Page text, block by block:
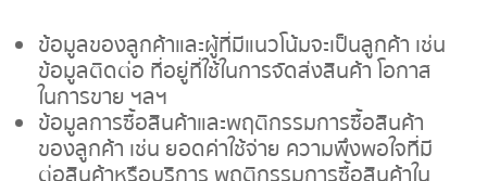
ข้อมูลของลูกค้าและผู้ที่มีแนวโน้มจะเป็นลูกค้า เช่น
ข้อมูลติดต่อ ที่อยู่ที่ใช้ในการจัดส่งสินค้า โอกาส
ในการขาย ฯลฯ
ข้อมูลการซื้อสินค้าและพฤติกรรมการซื้อสินค้า
ของลูกค้า เช่น ยอดค่าใช้จ่าย ความพึงพอใจที่มี